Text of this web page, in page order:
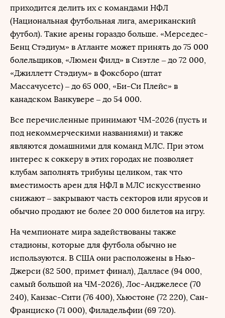
приходится делить их с командами НФЛ
(Национальная футбольная лига, американский
футбол). Такие арены гораздо больше. «Мерседес-
Бенц Стэдиум» в Атланте может принять до 75 000
болельщиков, «Люмен Филд» в Сиэтле – до 72 000,
«Джиллетт Стэдиум» в Фоксборо (штат
Массачусетс) – до 65 000, «Би-Си Плейс» в
канадском Ванкувере – до 54 000.
Все перечисленные принимают ЧМ-2026 (пусть и
под некоммерческими названиями) и также
являются домашними для команд МЛС. При этом
интерес к соккеру в этих городах не позволяет
клубам заполнять трибуны целиком, так что
вместимость арен для НФЛ в МЛС искусственно
снижают – закрывают часть секторов или ярусов и
обычно продают не более 20 000 билетов на игру.
На чемпионате мира задействованы также
стадионы, которые для футбола обычно не
используются. В США они расположены в Нью-
Джерси (82 500, примет финал), Далласе (94 000,
самый большой на ЧМ-2026), Лос-Анджелесе (70
240), Канзас-Сити (76 400), Хьюстоне (72 220), Сан-
Франциско (71 000), Филадельфии (69 720).